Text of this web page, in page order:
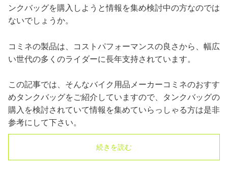
ンクバッグを購入しようと情報を集め検討中の方なのでは
ないでしょうか。
コミネの製品は、コストパフォーマンスの良さから、幅広
い世代の多くのライダーに長年支持されています。
この記事では、そんなバイク用品メーカーコミネのおすす
めタンクバッグをご紹介していますので、タンクバッグの
購入を検討されていて情報を集めていらっしゃる方は是非
参考にして下さい。
続きを読む